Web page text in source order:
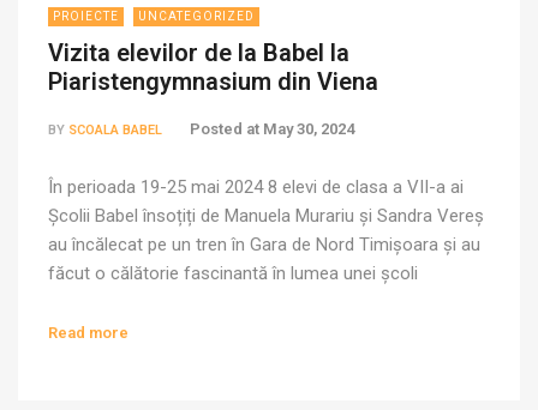
PROIECTE UNCATEGORIZED
Vizita elevilor de la Babel la
Piaristengymnasium din Viena
BY SCOALA BABEL Posted at May 30, 2024
În perioada 19-25 mai 2024 8 elevi de clasa a VII-a ai
Școlii Babel însoțiți de Manuela Murariu și Sandra Vereș
au încălecat pe un tren în Gara de Nord Timișoara și au
făcut o călătorie fascinantă în lumea unei școli
Misiunea lor: să descopere moduri diferite și inovatoare
Read more